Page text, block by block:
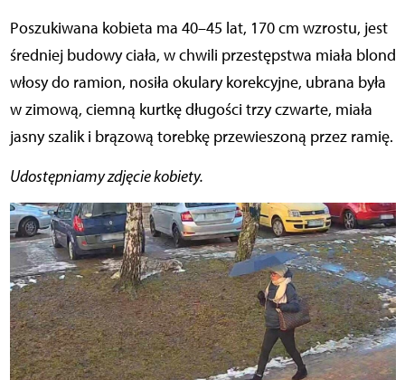
Poszukiwana kobieta ma 40–45 lat, 170 cm wzrostu, jest
średniej budowy ciała, w chwili przestępstwa miała blond
włosy do ramion, nosiła okulary korekcyjne, ubrana była
w zimową, ciemną kurtkę długości trzy czwarte, miała
jasny szalik i brązową torebkę przewieszoną przez ramię.
Udostępniamy zdjęcie kobiety.